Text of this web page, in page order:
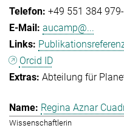
+49 551 384
aucamp@...
Orcid ID
Abteilung für
Regina Aznar
Wissenschaftlerin